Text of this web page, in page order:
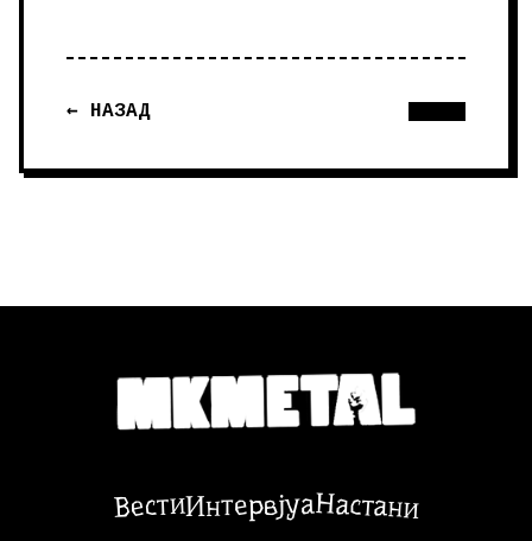
← НАЗАД
ВестиИнтервјуаНастани